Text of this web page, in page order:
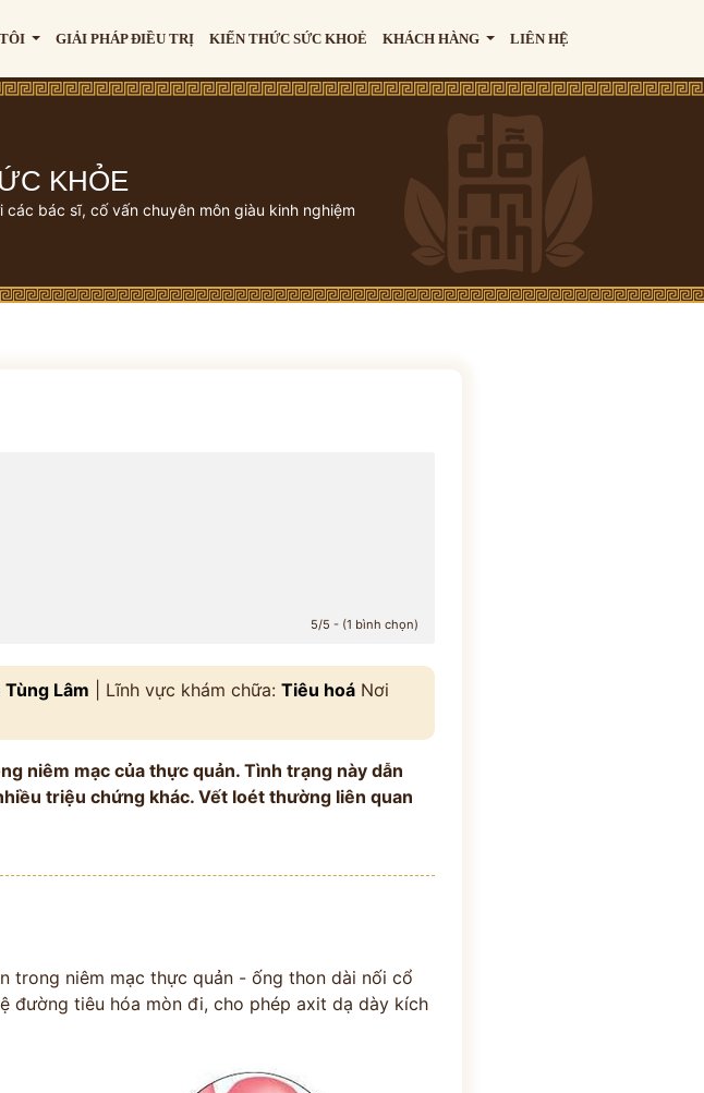
GIẢI PHÁP ĐIỀU TRỊ KIẾN THỨC SỨC KHOẺ KHÁCH HÀNG LIÊN HỆ
KHỎE
bác sĩ, cố vấn chuyên môn giàu kinh nghiệm
5/5 - (1 bình chọn)
Lâm | Lĩnh vực khám chữa: Tiêu hoá Nơi
niêm mạc của thực quản. Tình trạng này dẫn
triệu chứng khác. Vết loét thường liên quan
trong niêm mạc thực quản - ống thon dài nối cổ
đường tiêu hóa mòn đi, cho phép axit dạ dày kích